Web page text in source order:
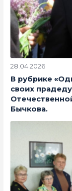
28.04.2026
В рубрике
своих
Бычкова.